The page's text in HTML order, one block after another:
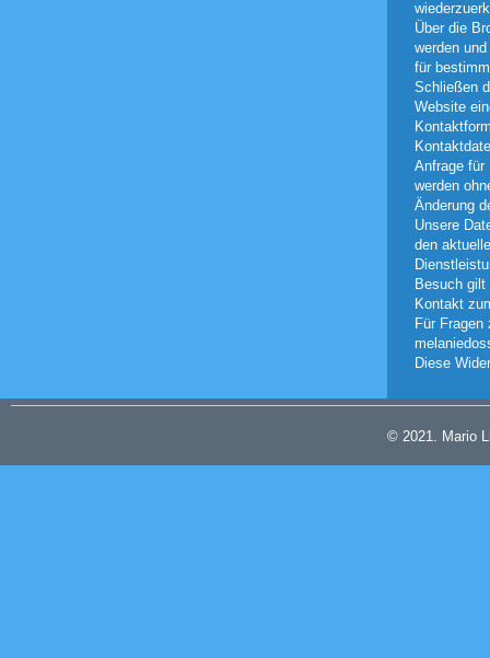
Über die
werden
für
Schließen
Website
Anfrage für
werden
Änderung
Unsere
den
Besuch
Kontakt
Für
Diese
© 2021. Mario